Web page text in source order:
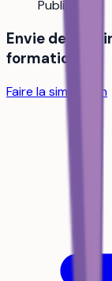
Public
Envie de
formation ?
Faire la simulation